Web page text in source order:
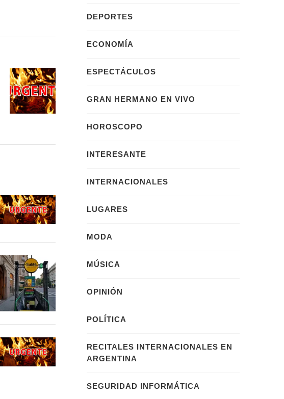
DEPORTES
ECONOMÍA
ESPECTÁCULOS
GRAN HERMANO EN VIVO
HOROSCOPO
INTERESANTE
INTERNACIONALES
LUGARES
MODA
MÚSICA
OPINIÓN
POLÍTICA
RECITALES INTERNACIONALES EN
ARGENTINA
SEGURIDAD INFORMÁTICA